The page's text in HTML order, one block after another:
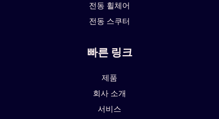
전동 휠체어
전동 스쿠터
빠른 링크
제품
회사 소개
서비스